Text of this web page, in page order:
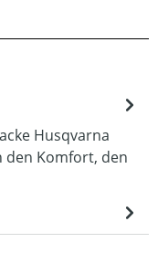
Husqvarna
den Komfort, den